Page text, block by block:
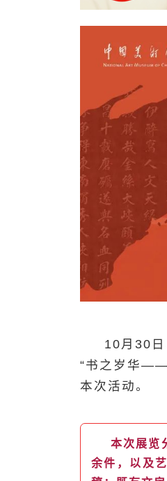
10月 30
“书之岁华——
本次活动。
本次展览
余件，以及